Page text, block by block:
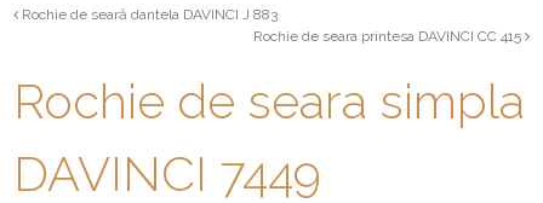
Rochie de seară dantela DAVINCI J 883
Rochie de seara printesa DAVINCI CC 415
Rochie de seara simpla
DAVINCI 7449